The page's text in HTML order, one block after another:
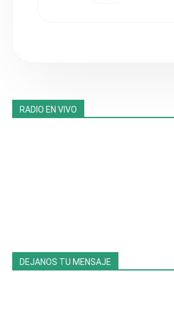
RADIO EN VIVO
DEJANOS TU MENSAJE